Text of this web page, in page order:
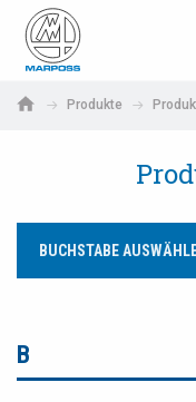
S.p.A.
Produkte
BUCHSTABE
B
LOGIN